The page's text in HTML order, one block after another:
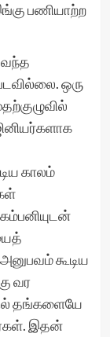
பணியாற்ற
வந்த
ஒரு
காலம்
கூடிய
வர
தங்களையே
இதன்